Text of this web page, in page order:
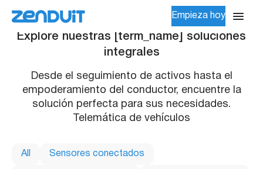
Empieza hoy
Explore nuestras [term_name] soluciones
integrales
Desde el seguimiento de activos hasta el
empoderamiento del conductor, encuentre la
solución perfecta para sus necesidades.
Telemática de vehículos
All Sensores conectados